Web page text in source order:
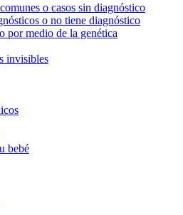
o casos sin diagnóstico
o no tiene diagnóstico
por medio de la genética
invisibles
bebé